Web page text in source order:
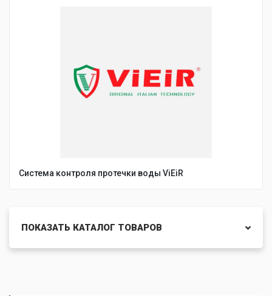
Система контроля протечки воды ViEiR
ПОКАЗАТЬ КАТАЛОГ ТОВАРОВ